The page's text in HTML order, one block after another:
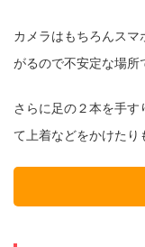
カメラはもちろんス
がるので不安定な場所
さらに足の２本を手
て上着などをかけたり